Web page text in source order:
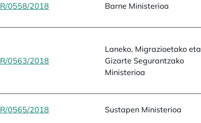
R/0558/2018 opens in a new tabBarne Ministerioa
R/0563/2018 opens in a new tab
Laneko, Migrazioetako eta
Gizarte Segurantzako
Ministerioa
R/0565/2018 opens in a new tabSustapen Ministerioa